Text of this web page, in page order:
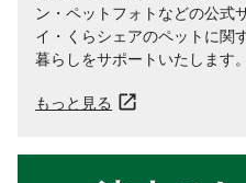
ン・ペットフォトなどの公式
イ・くらシェアのペットに関
暮らしをサポートいたします。
もっと見る